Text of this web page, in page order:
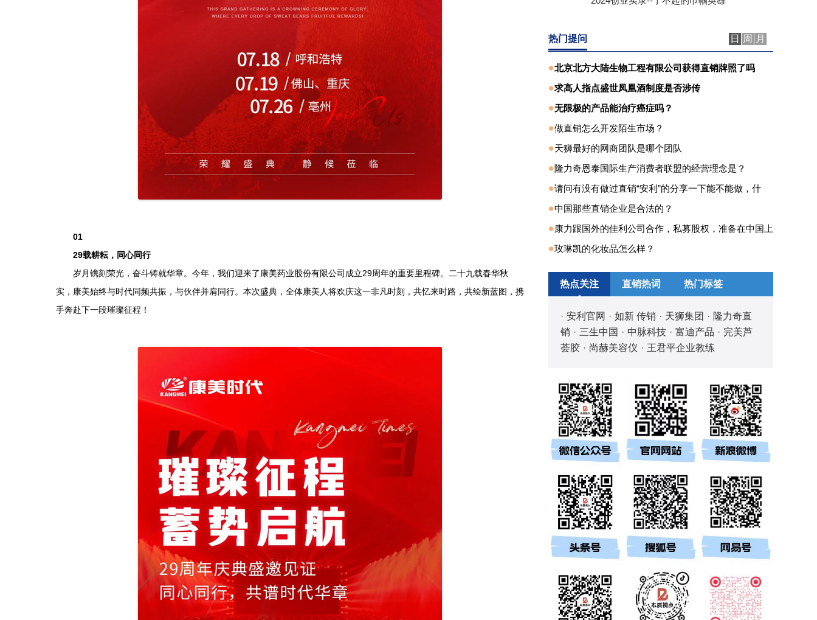
01
29载耕耘，同心同行
岁月镌刻荣光，奋斗铸就华章。今年，我们迎来了康美药业股份有限公司成立29周年的重要里程碑。二十九载春华秋
实，康美始终与时代同频共振，与伙伴并肩同行。本次盛典，全体康美人将欢庆这一非凡时刻，共忆来时路，共绘新蓝图，携
手奔赴下一段璀璨征程！
热门提问 日 周 月
北京北方大陆生物工程有限公司获得直销牌照了吗
求高人指点盛世凤凰酒制度是否涉传
无限极的产品能治疗癌症吗？
做直销怎么开发陌生市场？
天狮最好的网商团队是哪个团队
隆力奇恩泰国际生产消费者联盟的经营理念是？
请问有没有做过直销“安利”的分享一下能不能做，什
中国那些直销企业是合法的？
康力跟国外的佳利公司合作，私募股权，准备在中国上
玫琳凯的化妆品怎么样？
热点关注 直销热词 热门标签
· 安利官网 · 如新 传销 · 天狮集团 · 隆力奇直
销 · 三生中国 · 中脉科技 · 富迪产品 · 完美芦
荟胶 · 尚赫美容仪 · 王君平企业教练